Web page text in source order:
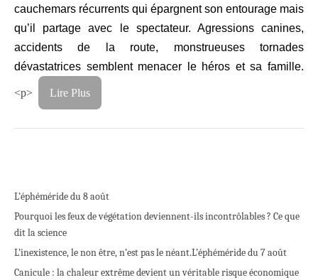
cauchemars récurrents qui épargnent son entourage mais
qu’il partage avec le spectateur. Agressions canines,
accidents de la route, monstrueuses tornades
dévastatrices semblent menacer le héros et sa famille.
<p> Lire Plus
L’éphéméride du 8 août
Pourquoi les feux de végétation deviennent-ils incontrôlables ? Ce que
dit la science
L’inexistence, le non être, n’est pas le néant.L’éphéméride du 7 août
Canicule : la chaleur extrême devient un véritable risque économique